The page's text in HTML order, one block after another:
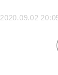
2020.09.02